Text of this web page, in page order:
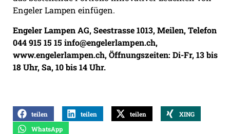
Engeler Lampen einfügen.
Engeler Lampen AG, Seestrasse 1013, Meilen, Telefon
044 915 15 15 info@engelerlampen.ch,
www.engelerlampen.ch, Öffnungszeiten: Di-Fr, 13 bis
18 Uhr, Sa, 10 bis 14 Uhr.
teilen teilen teilen
XING
WhatsApp